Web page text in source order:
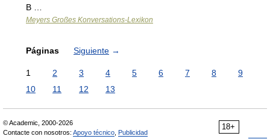
B …
Meyers Großes Konversations-Lexikon
Páginas Siguiente →
1 2 3 4 5 6 7 8
9
10
11 12 13
18+
© Academic, 2000-2026
Contacte con nosotros: Apoyo técnico Publicidad